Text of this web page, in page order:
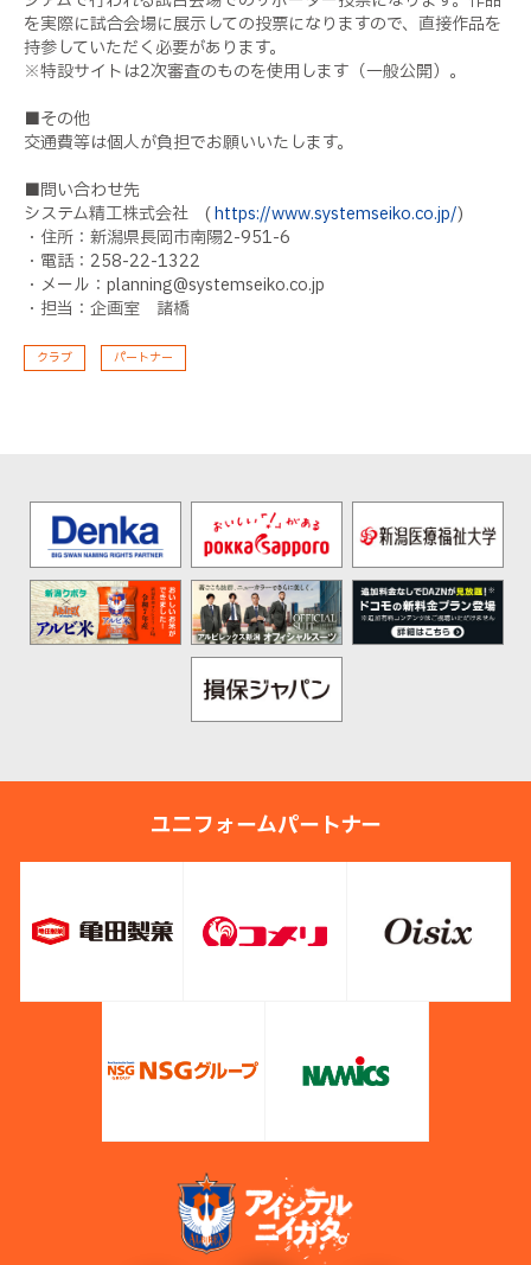
を実際に試合会場に展示しての投票になりますので、直接作品を
持参していただく必要があります。
※特設サイトは2次審査のものを使用します（一般公開）。
■その他
交通費等は個人が負担でお願いいたします。
■問い合わせ先
システム精工株式会社 (https://www.systemseiko.co.jp/)
・住所：新潟県長岡市南陽2-951-6
・電話：258-22-1322
・メール：planning@systemseiko.co.jp
・担当：企画室 諸橋
クラブ パートナー
ユニフォームパートナー